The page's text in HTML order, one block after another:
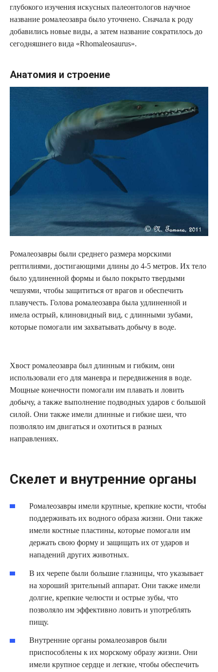
глубокого изучения искусных палеонтологов научное
название ромалеозавра было уточнено. Сначала к роду
добавились новые виды, а затем название сократилось до
сегодняшнего вида «Rhomaleosaurus».
Анатомия и строение
Ромалеозавры были среднего размера морскими
рептилиями, достигающими длины до 4-5 метров. Их тело
было удлиненной формы и было покрыто твердыми
чешуями, чтобы защититься от врагов и обеспечить
плавучесть. Голова ромалеозавра была удлиненной и
имела острый, клиновидный вид, с длинными зубами,
которые помогали им захватывать добычу в воде.
Хвост ромалеозавра был длинным и гибким, они
использовали его для маневра и передвижения в воде.
Мощные конечности помогали им плавать и ловить
добычу, а также выполнение подводных ударов с большой
силой. Они также имели длинные и гибкие шеи, что
позволяло им двигаться и охотиться в разных
направлениях.
Скелет и внутренние органы
Ромалеозавры имели крупные, крепкие кости, чтобы
поддерживать их водного образа жизни. Они также
имели костные пластины, которые помогали им
держать свою форму и защищать их от ударов и
нападений других животных.
В их черепе были большие глазницы, что указывает
на хороший зрительный аппарат. Они также имели
долгие, крепкие челюсти и острые зубы, что
позволяло им эффективно ловить и употреблять
пищу.
Внутренние органы ромалеозавров были
приспособлены к их морскому образу жизни. Они
имели крупное сердце и легкие, чтобы обеспечить